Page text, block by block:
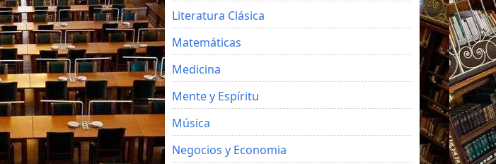
Literatura Clásica
Matemáticas
Medicina
Mente y Espíritu
Música
Negocios y Economia